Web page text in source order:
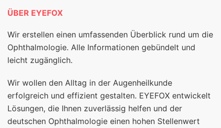
ÜBER EYEFOX
Wir erstellen einen umfassenden Überblick rund um die
Ophthalmologie. Alle Informationen gebündelt und
leicht zugänglich.
Wir wollen den Alltag in der Augenheilkunde
erfolgreich und effizient gestalten. EYEFOX entwickelt
Lösungen, die Ihnen zuverlässig helfen und der
deutschen Ophthalmologie einen hohen Stellenwert